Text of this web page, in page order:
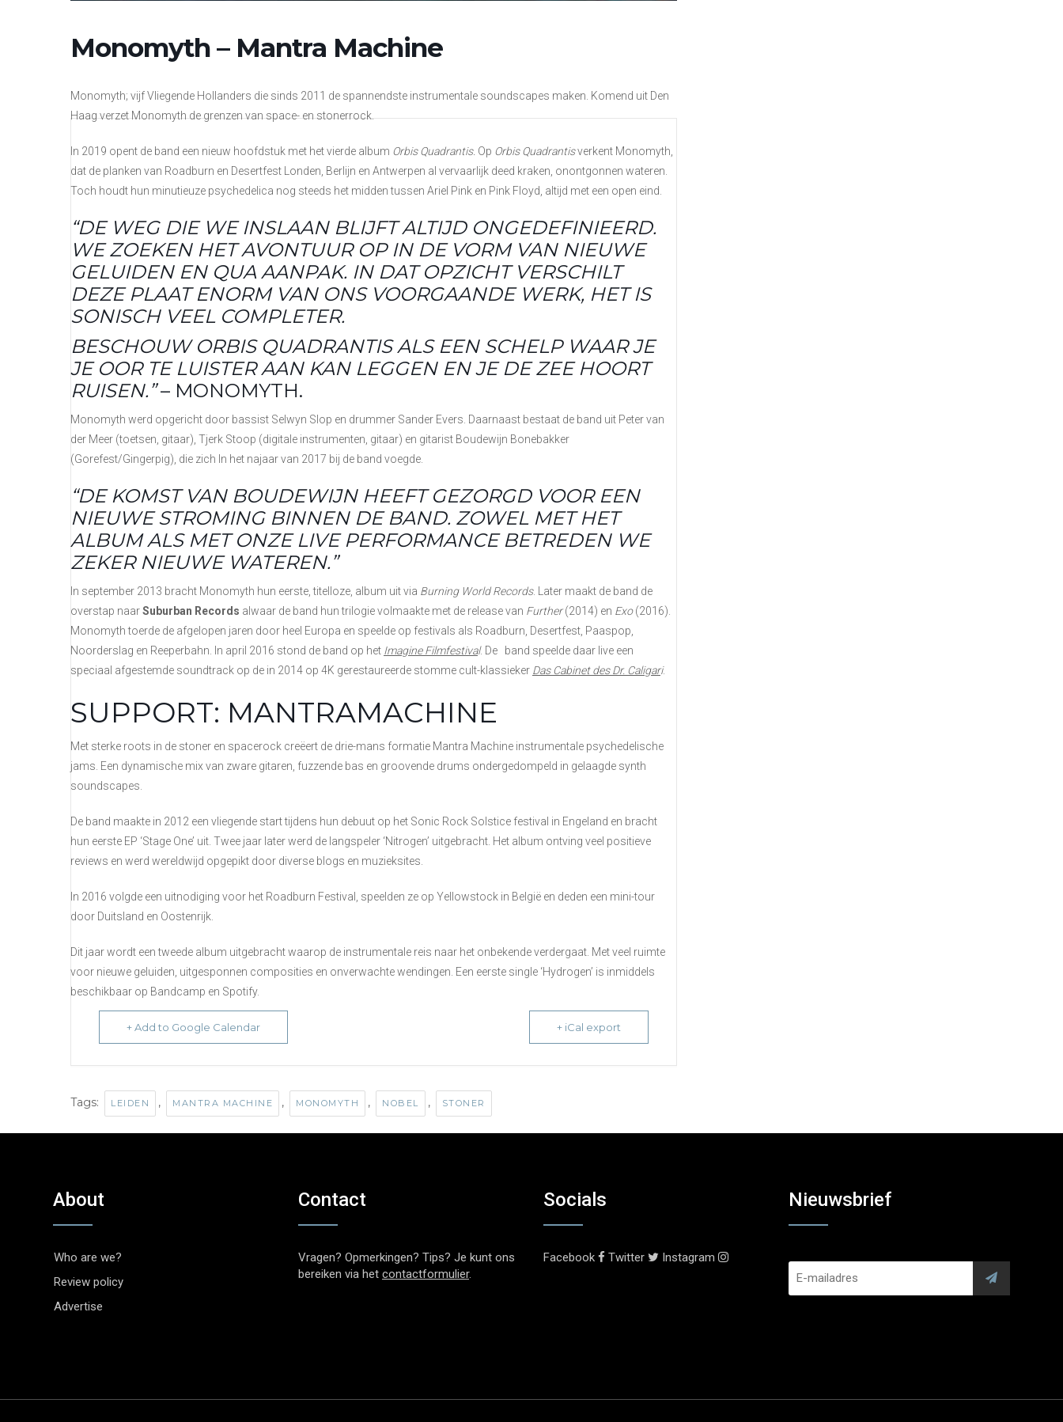
Monomyth – Mantra Machine
Monomyth; vijf Vliegende Hollanders die sinds 2011 de spannendste instrumentale soundscapes maken. Komend uit Den
Haag verzet Monomyth de grenzen van space- en stonerrock.
In 2019 opent de band een nieuw hoofdstuk met het vierde album Orbis Quadrantis. Op Orbis Quadrantisverkent Monomyth,
dat de planken van Roadburn en Desertfest Londen, Berlijn en Antwerpen al vervaarlijk deed kraken, onontgonnen wateren.
Toch houdt hun minutieuze psychedelica nog steeds het midden tussen Ariel Pink en Pink Floyd, altijd met een open eind.
“DE WEG DIE WE INSLAAN BLIJFT ALTIJD ONGEDEFINIEERD.
WE ZOEKEN HET AVONTUUR OP IN DE VORM VAN NIEUWE
GELUIDEN EN QUA AANPAK. IN DAT OPZICHT VERSCHILT
DEZE PLAAT ENORM VAN ONS VOORGAANDE WERK, HET IS
SONISCH VEEL COMPLETER.
BESCHOUW ORBIS QUADRANTIS ALS EEN SCHELP WAAR JE
JE OOR TE LUISTER AAN KAN LEGGEN EN JE DE ZEE HOORT
RUISEN.”– MONOMYTH.
Monomyth werd opgericht door bassist Selwyn Slop en drummer Sander Evers. Daarnaast bestaat de band uit Peter van
der Meer (toetsen, gitaar), Tjerk Stoop (digitale instrumenten, gitaar) en gitarist Boudewijn Bonebakker
(Gorefest/Gingerpig), die zich In het najaar van 2017 bij de band voegde.
“DE KOMST VAN BOUDEWIJN HEEFT GEZORGD VOOR EEN
NIEUWE STROMING BINNEN DE BAND. ZOWEL MET HET
ALBUM ALS MET ONZE LIVE PERFORMANCE BETREDEN WE
ZEKER NIEUWE WATEREN.”
In september 2013 bracht Monomyth hun eerste, titelloze, album uit via Burning World Records. Later maakt de band de
overstap naarSuburban Records alwaar de band hun trilogie volmaakte met de release van Further(2014) en Exo(2016).
Monomyth toerde de afgelopen jaren door heel Europa en speelde op festivals als Roadburn, Desertfest, Paaspop,
Noorderslag en Reeperbahn. In april 2016 stond de band op het Imagine Filmfestival. De band speelde daar live een
speciaal afgestemde soundtrack op de in 2014 op 4K gerestaureerde stomme cult-klassieker Das Cabinet des Dr. Caligari.
SUPPORT: MANTRAMACHINE
Met sterke roots in de stoner en spacerock creëert de drie-mans formatie Mantra Machine instrumentale psychedelische
jams. Een dynamische mix van zware gitaren, fuzzende bas en groovende drums ondergedompeld in gelaagde synth
soundscapes.
De band maakte in 2012 een vliegende start tijdens hun debuut op het Sonic Rock Solstice festival in Engeland en bracht
hun eerste EP ‘Stage One’ uit. Twee jaar later werd de langspeler ‘Nitrogen’ uitgebracht. Het album ontving veel positieve
reviews en werd wereldwijd opgepikt door diverse blogs en muzieksites.
In 2016 volgde een uitnodiging voor het Roadburn Festival, speelden ze op Yellowstock in België en deden een mini-tour
door Duitsland en Oostenrijk.
Dit jaar wordt een tweede album uitgebracht waarop de instrumentale reis naar het onbekende verdergaat. Met veel ruimte
voor nieuwe geluiden, uitgesponnen composities en onverwachte wendingen. Een eerste single ‘Hydrogen’ is inmiddels
beschikbaar op Bandcamp en Spotify.
+ Add to Google Calendar + iCal export
Tags: LEIDEN , MANTRA MACHINE , MONOMYTH , NOBEL , STONER
About
Who are we?
Review policy
Advertise
Contact
Vragen? Opmerkingen? Tips? Je kunt ons
bereiken via het contactformulier.
Socials
Facebook Twitter Instagram
Nieuwsbrief